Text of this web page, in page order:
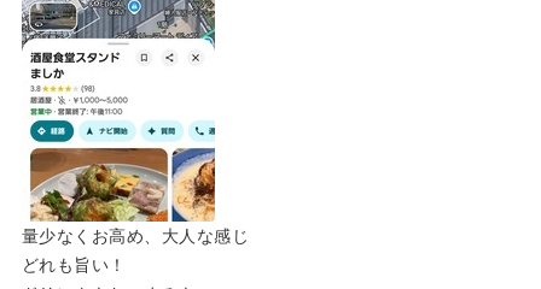
量少なくお高め、大人な感じ
どれも旨い！